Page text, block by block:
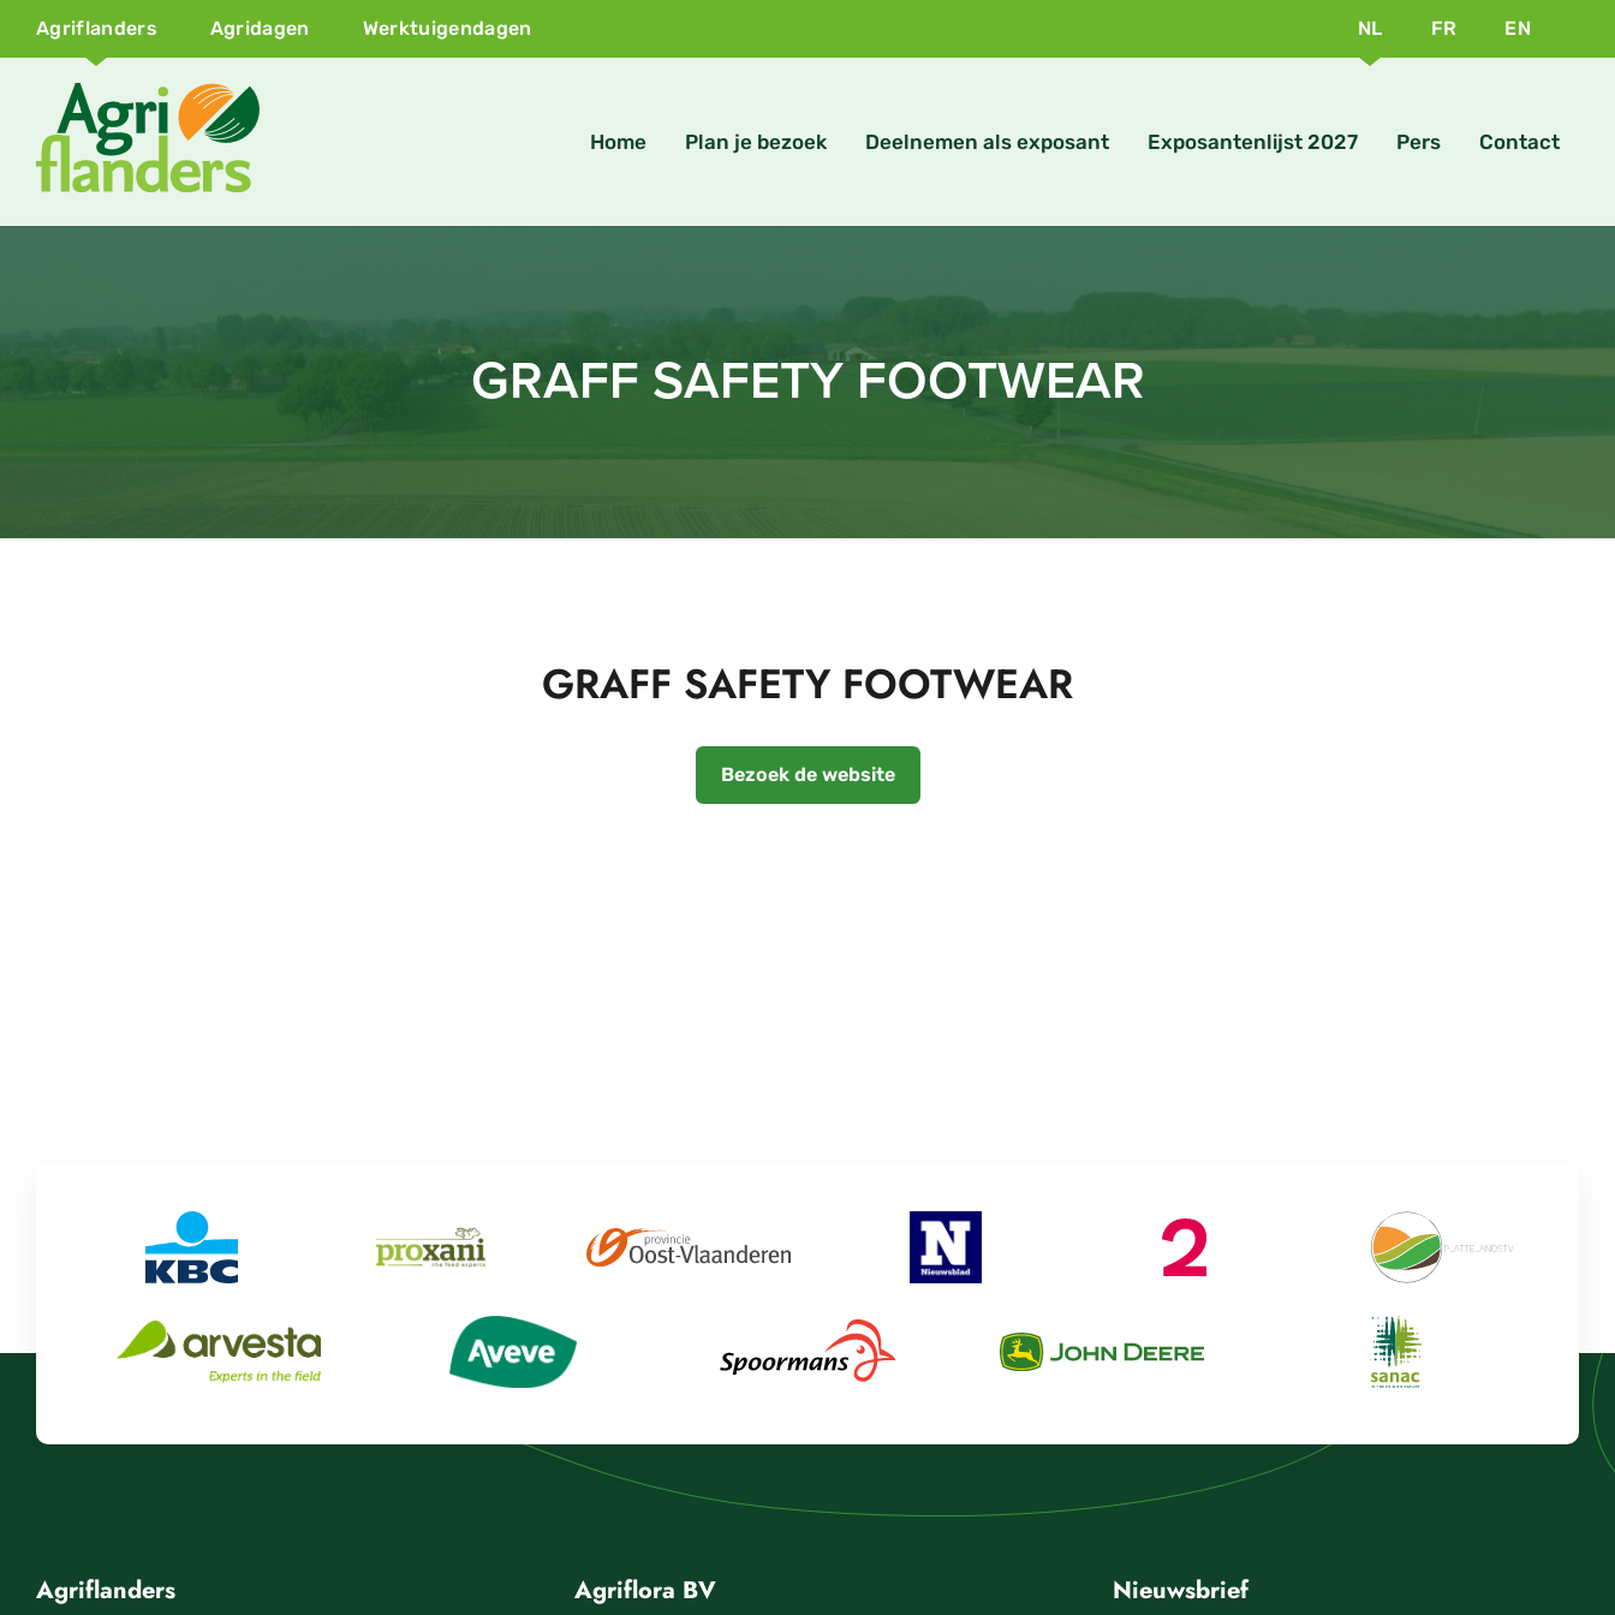
Agriflanders Agridagen Werktuigendagen NL FR EN
Home Plan je bezoek Deelnemen als exposant Exposantenlijst 2027 Pers Contact
GRAFF SAFETY FOOTWEAR
GRAFF SAFETY FOOTWEAR
Bezoek de website
Agriflanders Agriflora BV Nieuwsbrief